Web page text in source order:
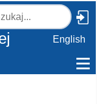
English